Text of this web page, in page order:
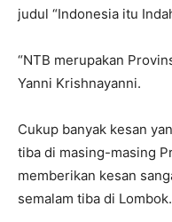
judul “Indonesia itu
“NTB merupakan
Yanni Krishnayanni.
Cukup banyak kesan
tiba di masing-masing
memberikan kesan
semalam tiba di Lombok.